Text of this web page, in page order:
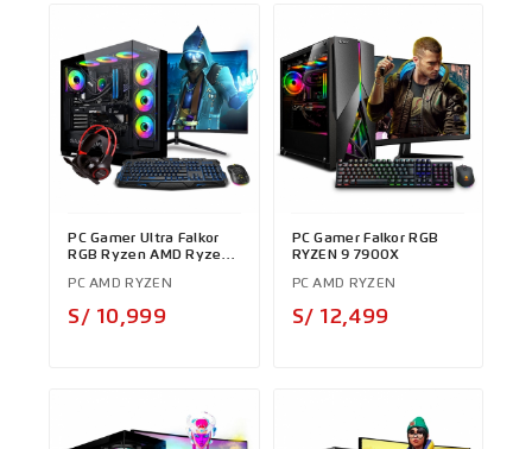
PC Gamer Ultra Falkor
RGB Ryzen AMD Ryzen
PC AMD RYZEN
S/ 10,999
PC Gamer Falkor RGB
RYZEN 9 7900X
PC AMD RYZEN
S/ 12,499